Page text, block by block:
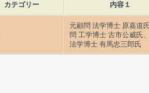
カテゴリー 内容１
元顧問 法学博士 原嘉道
問 工学博士 古市公威氏
法学博士 有馬忠三郎氏